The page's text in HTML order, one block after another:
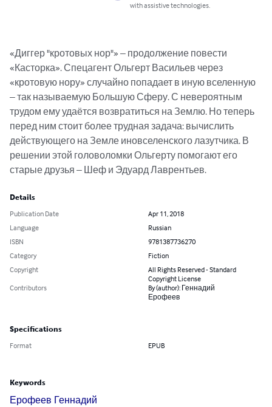
with assistive technologies.
«Диггер "кротовых нор"» – продолжение повести
«Касторка». Спецагент Ольгерт Васильев через
«кротовую нору» случайно попадает в иную вселенную
– так называемую Большую Сферу. С невероятным
трудом ему удаётся возвратиться на Землю. Но теперь
перед ним стоит более трудная задача: вычислить
действующего на Земле иновселенского лазутчика. В
решении этой головоломки Ольгерту помогают его
старые друзья – Шеф и Эдуард Лаврентьев.
Details
Publication Date
Apr 11, 2018
Language
Russian
ISBN
9781387736270
Category
Fiction
Copyright
All Rights Reserved - Standard
Copyright License
Contributors
By (author): Геннадий
Ерофеев
Specifications
Format EPUB
Keywords
Ерофеев Геннадий